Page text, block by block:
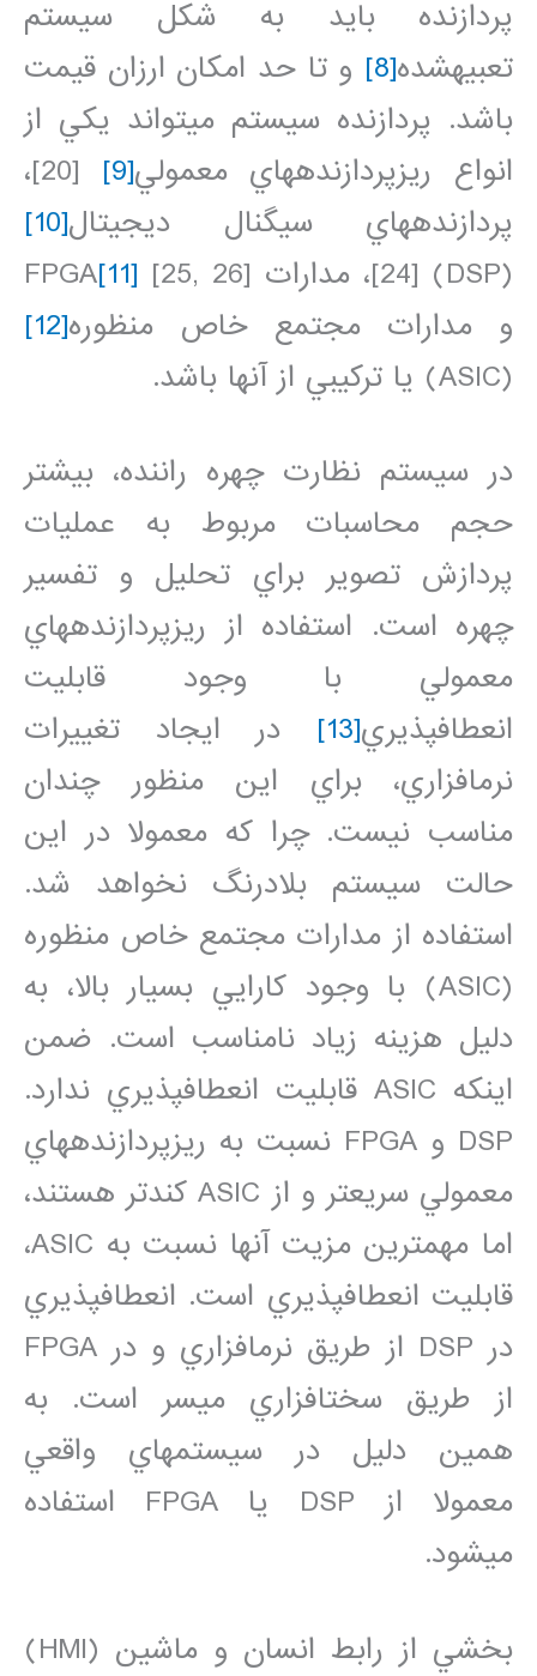
پردازنده بايد به شکل سيستم
تعبيه‏شده[8]
و تا حد امکان ارزان قيمت
باشد. پردازنده سيستم مي‏تواند يکي از
انواع ريزپردازنده‏هاي معمولي[9]
[20]،
پردازنده‏هاي سيگنال ديجيتال[10]
(DSP) [24]، مدارات FPGA
[11] [25, 26]
و مدارات مجتمع خاص منظوره[12]
(ASIC) يا ترکيبي از آنها باشد.
در سيستم نظارت چهره راننده، بيشتر
حجم محاسبات مربوط به عمليات
پردازش تصوير براي تحليل و تفسير
چهره است. استفاده از ريزپردازنده‏هاي
معمولي با وجود قابليت
انعطاف‏پذيري[13]
در ايجاد تغييرات
نرم‏افزاري، براي اين منظور چندان
مناسب نيست. چرا که معمولا در اين
حالت سيستم بلادرنگ نخواهد شد.
استفاده از مدارات مجتمع خاص منظوره
(ASIC) با وجود کارايي بسيار بالا، به
دليل هزينه زياد نامناسب است. ضمن
اينکه ASIC قابليت انعطاف‏پذيري ندارد.
DSP و FPGA نسبت به ريزپردازنده‏هاي
معمولي سريع‏تر و از ASIC کندتر هستند،
اما مهمترين مزيت آنها نسبت به ASIC،
قابليت انعطاف‏پذيري است. انعطاف‏پذيري
در DSP از طريق نرم‏افزاري و در FPGA
از طريق سخت‏افزاري ميسر است. به
همين دليل در سيستم‏هاي واقعي
معمولا از DSP يا FPGA استفاده
مي‏شود.
بخشي از رابط انسان و ماشين (HMI)